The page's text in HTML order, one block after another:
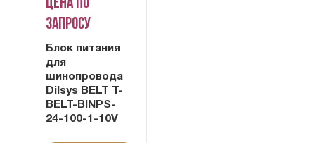
Цена по
запросу
Блок питания
для
шинопровода
Dilsys BELT T-
BELT-BINPS-
24-100-1-10V